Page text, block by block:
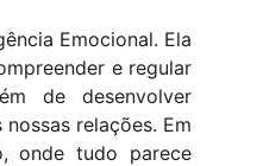
Emocional. Ela
e regular
de desenvolver
relações. Em
onde tudo parece